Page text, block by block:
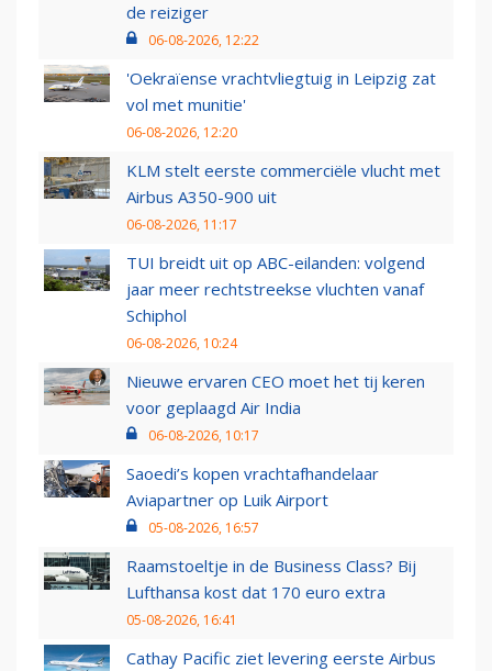
de reiziger
06-08-2026, 12:22
'Oekraïense vrachtvliegtuig in Leipzig zat
vol met munitie'
06-08-2026, 12:20
KLM stelt eerste commerciële vlucht met
Airbus A350-900 uit
06-08-2026, 11:17
TUI breidt uit op ABC-eilanden: volgend
jaar meer rechtstreekse vluchten vanaf
Schiphol
06-08-2026, 10:24
Nieuwe ervaren CEO moet het tij keren
voor geplaagd Air India
06-08-2026, 10:17
Saoedi’s kopen vrachtafhandelaar
Aviapartner op Luik Airport
05-08-2026, 16:57
Raamstoeltje in de Business Class? Bij
Lufthansa kost dat 170 euro extra
05-08-2026, 16:41
Cathay Pacific ziet levering eerste Airbus